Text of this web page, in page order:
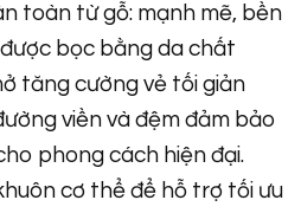
toàn từ gỗ: mạnh mẽ, bền
bọc bằng da chất
tăng cường vẻ tối giản
viền và đệm đảm bảo
phong cách hiện đại.
cơ thể để hỗ trợ tối ưu